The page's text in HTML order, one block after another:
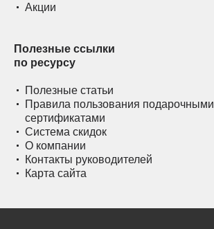
Акции
Полезные ссылки
по ресурсу
Полезные статьи
Правила пользования подарочными
сертификатами
Система скидок
О компании
Контакты руководителей
Карта сайта